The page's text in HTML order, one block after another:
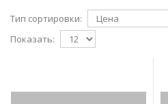
Тип сортировки:
Показать: